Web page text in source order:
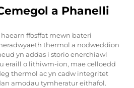
a Phanelli
ffosffat mewn bateri
thermol a nodweddion
yn addas i storio enerchiawl
eraill o lithiwm-ion, mae celloedd
thermol ac yn cadw integritet
amodau tymheratur eithafol.